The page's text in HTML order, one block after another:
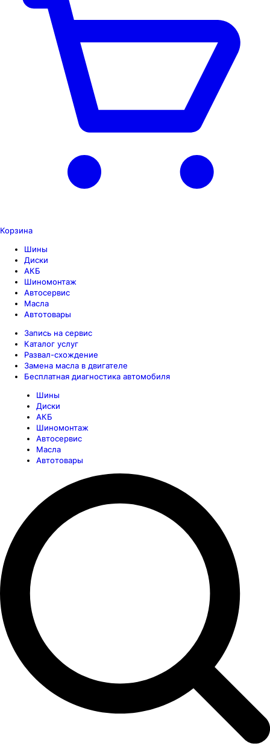
Корзина
Шины
Диски
АКБ
Шиномонтаж
Автосервис
Масла
Автотовары
Запись на сервис
Каталог услуг
Развал-схождение
Замена масла в двигателе
Бесплатная диагностика автомобиля
Шины
Диски
АКБ
Шиномонтаж
Автосервис
Масла
Автотовары